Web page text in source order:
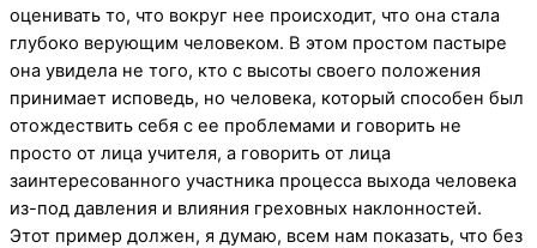
оценивать то, что вокруг нее происходит, что она стала
глубоко верующим человеком. В этом простом пастыре
она увидела не того, кто с высоты своего положения
принимает исповедь, но человека, который способен был
отождествить себя с ее проблемами и говорить не
просто от лица учителя, а говорить от лица
заинтересованного участника процесса выхода человека
из-под давления и влияния греховных наклонностей.
Этот пример должен, я думаю, всем нам показать, что без